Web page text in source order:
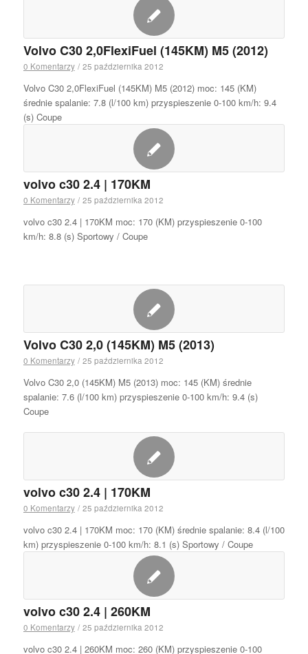
Volvo C30 2,0FlexiFuel (145KM) M5 (2012)
0 Komentarzy / 25 października 2012
Volvo C30 2,0FlexiFuel (145KM) M5 (2012) moc: 145 (KM)
średnie spalanie: 7.8 (l/100 km) przyspieszenie 0-100 km/h: 9.4
(s) Coupe
volvo c30 2.4 | 170KM
0 Komentarzy / 25 października 2012
volvo c30 2.4 | 170KM moc: 170 (KM) przyspieszenie 0-100
km/h: 8.8 (s) Sportowy / Coupe
Volvo C30 2,0 (145KM) M5 (2013)
0 Komentarzy / 25 października 2012
Volvo C30 2,0 (145KM) M5 (2013) moc: 145 (KM) średnie
spalanie: 7.6 (l/100 km) przyspieszenie 0-100 km/h: 9.4 (s)
Coupe
volvo c30 2.4 | 170KM
0 Komentarzy / 25 października 2012
volvo c30 2.4 | 170KM moc: 170 (KM) średnie spalanie: 8.4 (l/100
km) przyspieszenie 0-100 km/h: 8.1 (s) Sportowy / Coupe
volvo c30 2.4 | 260KM
0 Komentarzy / 25 października 2012
volvo c30 2.4 | 260KM moc: 260 (KM) przyspieszenie 0-100